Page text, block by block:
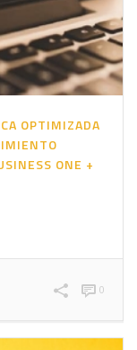
OPTIMIZADA
ONE +
0